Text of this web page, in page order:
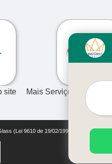
site Mais Serviços
(Lei 9610 de 19/02/1998)